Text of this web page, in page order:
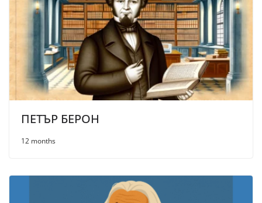
ПЕТЪР БЕРОН
12 months